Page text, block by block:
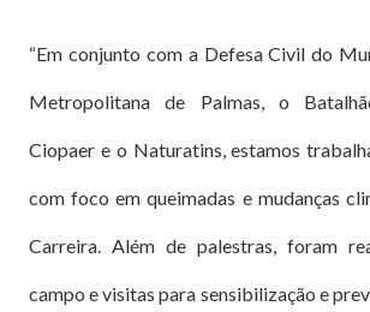
“Em conjunto com a Defesa Civil do
Metropolitana de Palmas, o
Ciopaer e o Naturatins, estamos
com foco em queimadas e mudanças
Carreira. Além de palestras, foram
campo e visitas para sensibilização e